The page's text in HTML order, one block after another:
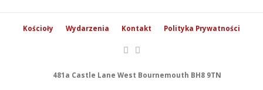
Kościoły Wydarzenia Kontakt Polityka Prywatności
481a Castle Lane West Bournemouth BH8 9TN